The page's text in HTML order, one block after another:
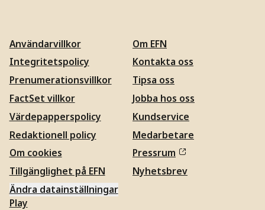
Användarvillkor
Integritetspolicy
Prenumerationsvillkor
FactSet villkor
Värdepapperspolicy
Redaktionell policy
Om cookies
Tillgänglighet på EFN
Ändra datainställningar
Om EFN
Kontakta oss
Tipsa oss
Jobba hos oss
Kundservice
Medarbetare
Pressrum
Nyhetsbrev
Play